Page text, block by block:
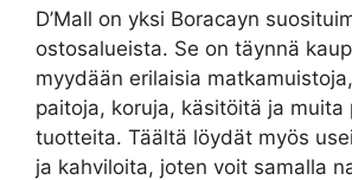
D’Mall on yksi Boracayn
ostosalueista. Se on täynnä
myydään erilaisia
paitoja, koruja, käsitöitä ja muita
tuotteita. Täältä löydät myös
ja kahviloita, joten voit samalla